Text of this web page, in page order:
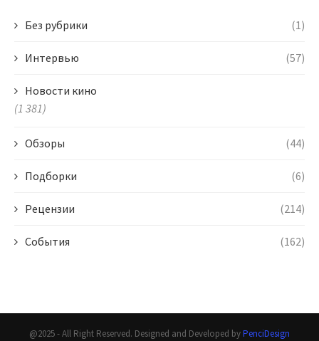
Без рубрики (1)
Интервью (57)
Новости кино
(1 381)
Обзоры (44)
Подборки (6)
Рецензии (214)
События (162)
@2025 - All Right Reserved. Designed and Developed byPenciDesign